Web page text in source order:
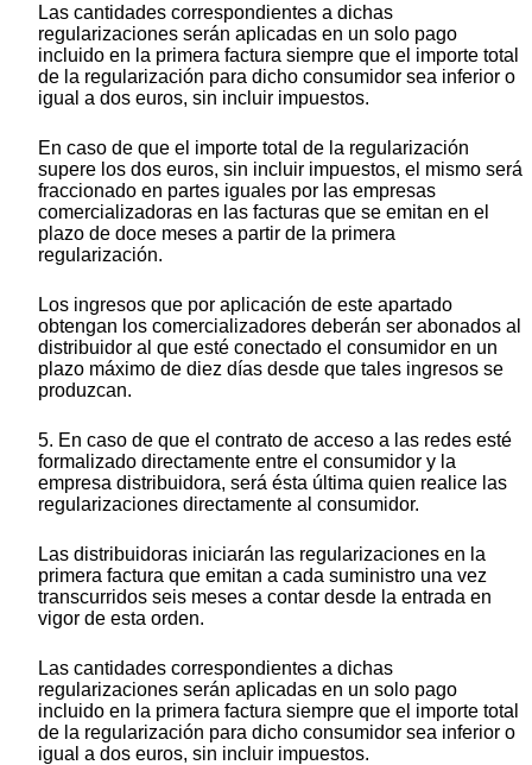
Las cantidades correspondientes a dichas
regularizaciones serán aplicadas en un solo pago
incluido en la primera factura siempre que el importe total
de la regularización para dicho consumidor sea inferior o
igual a dos euros, sin incluir impuestos.
En caso de que el importe total de la regularización
supere los dos euros, sin incluir impuestos, el mismo será
fraccionado en partes iguales por las empresas
comercializadoras en las facturas que se emitan en el
plazo de doce meses a partir de la primera
regularización.
Los ingresos que por aplicación de este apartado
obtengan los comercializadores deberán ser abonados al
distribuidor al que esté conectado el consumidor en un
plazo máximo de diez días desde que tales ingresos se
produzcan.
5. En caso de que el contrato de acceso a las redes esté
formalizado directamente entre el consumidor y la
empresa distribuidora, será ésta última quien realice las
regularizaciones directamente al consumidor.
Las distribuidoras iniciarán las regularizaciones en la
primera factura que emitan a cada suministro una vez
transcurridos seis meses a contar desde la entrada en
vigor de esta orden.
Las cantidades correspondientes a dichas
regularizaciones serán aplicadas en un solo pago
incluido en la primera factura siempre que el importe total
de la regularización para dicho consumidor sea inferior o
igual a dos euros, sin incluir impuestos.